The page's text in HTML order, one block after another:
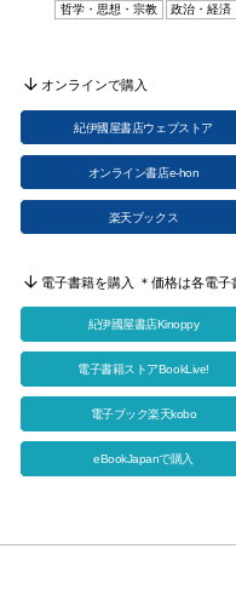
哲学・思想・宗教 政治・経済
オンラインで購入
紀伊國屋書店ウェブストア
オンライン書店e-hon
楽天ブックス
電子書籍を購入 ＊価格は各電子
紀伊國屋書店Kinoppy
電子書籍ストアBookLive!
電子ブック楽天kobo
eBookJapanで購入